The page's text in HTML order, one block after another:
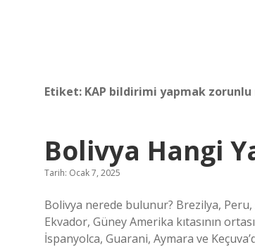
Etiket: KAP bildirimi yapmak zorunlu
Bolivya Hangi
Tarih: Ocak 7, 2025
Bolivya nerede bulunur? Brezilya, Peru,
Ekvador, Güney Amerika kıtasının
İspanyolca, Guarani, Aymara ve